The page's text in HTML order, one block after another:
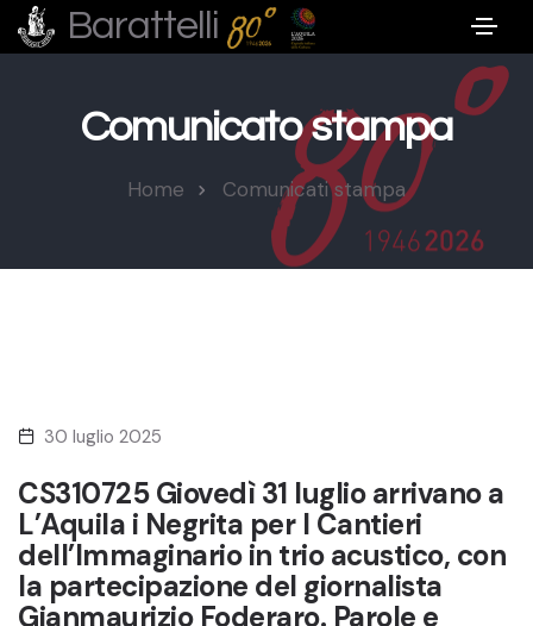
Barattelli
Comunicato stampa
Home Comunicati stampa
30 luglio 2025
CS310725 Giovedì 31 luglio arrivano a
L’Aquila i Negrita per I Cantieri
dell’Immaginario in trio acustico, con
la partecipazione del giornalista
Gianmaurizio Foderaro. Parole e